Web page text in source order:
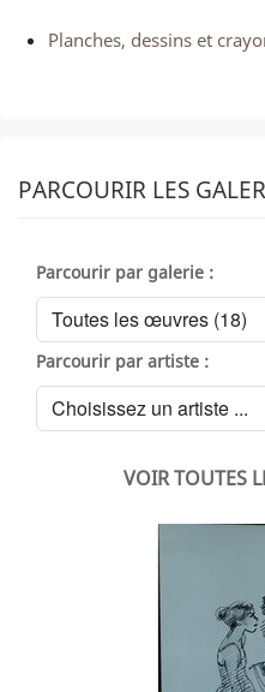
Planches, dessins et
PARCOURIR LES
Parcourir par galerie :
Parcourir par artiste :
VOIR TOUTES